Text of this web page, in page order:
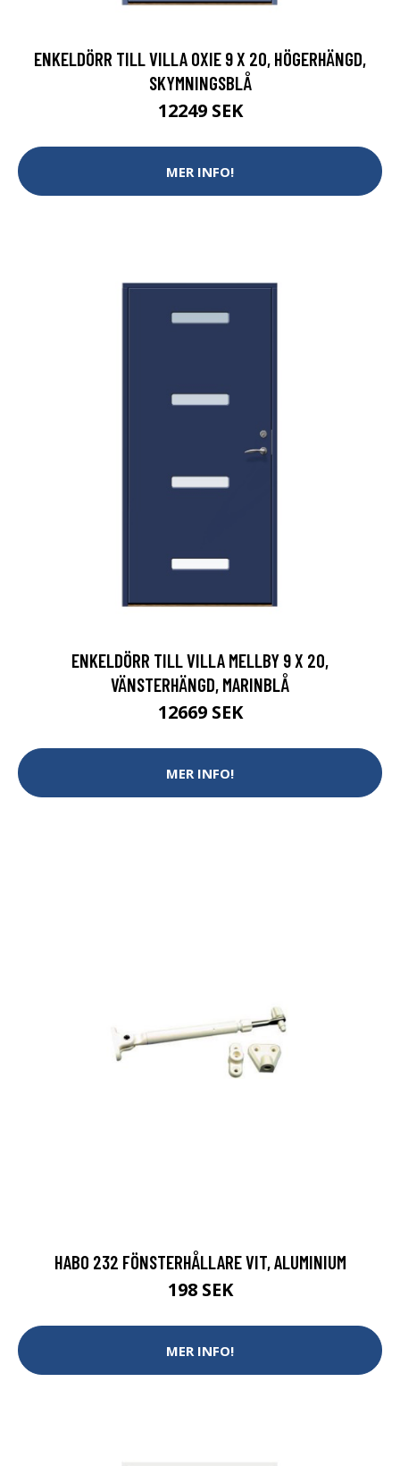
ENKELDÖRR TILL VILLA OXIE 9 X 20, HÖGERHÄNGD,
SKYMNINGSBLÅ
12249 SEK
MER INFO!
ENKELDÖRR TILL VILLA MELLBY 9 X 20,
VÄNSTERHÄNGD, MARINBLÅ
12669 SEK
MER INFO!
HABO 232 FÖNSTERHÅLLARE VIT, ALUMINIUM
198 SEK
MER INFO!